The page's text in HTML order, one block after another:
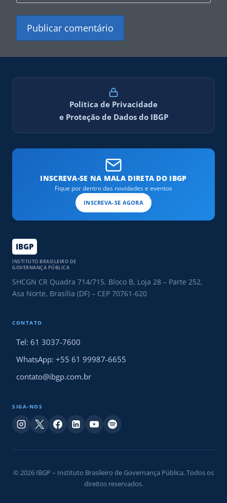
Política de Privacidade
e Proteção de Dados do IBGP
INSCREVA-SE NA MALA DIRETA DO IBGP
Fique por dentro das novidades e eventos
INSCREVA-SE AGORA
IBGP
INSTITUTO BRASILEIRO DE
GOVERNANÇA PÚBLICA
SHCGN CR Quadra 714/715, Bloco B, Loja 28 – Parte 252,
Asa Norte, Brasília (DF) – CEP 70761-620
CONTATO
Tel: 61 3037-7600
WhatsApp: +55 61 99987-6655
contato@ibgp.com.br
SIGA-NOS
© 2026 IBGP – Instituto Brasileiro de Governança Pública. Todos os
direitos reservados.